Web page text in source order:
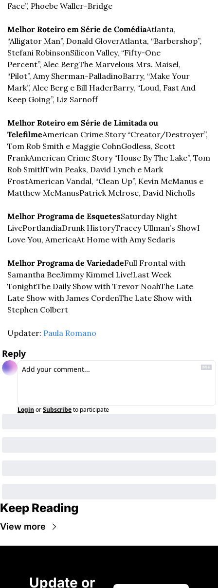
Face”, Phoebe Waller-Bridge
Melhor Roteiro em Série de ComédiaAtlanta,
“Alligator Man”, Donald GloverAtlanta, “Barbershop”,
Stefani RobinsonSilicon Valley, “Fifty-One
Percent”, Alec BergThe Marvelous Mrs. Maisel,
“Pilot”, Amy Sherman-PalladinoBarry, “Make Your
Mark”, Alec Berg e Bill HaderBarry, “Loud, Fast And
Keep Going”, Liz Sarnoff
Melhor Roteiro em Série de Limitada ou
TelefilmeAmerican Crime Story “Creator/Destroyer”,
Tom Rob Smith e Maggie CohnGodless, Scott
FrankAmerican Crime Story “House By The Lake”, Tom
Rob SmithTwin Peaks, David Lynch e Mark
FrostAmerican Vandal, “Clean Up”, Kevin McManus e
Matthew McManusPatrick Melrose, David Nicholls
Melhor Programa de EsquetesSaturday Night
LivePortlandiaDrunk HistoryTracey Ullman’s ShowI
Love You, AmericaAt Home with Amy Sedaris
Melhor Programa de VariedadeFull Frontal with
Samantha BeeJimmy Kimmel Live!Last Week
TonightThe Daily Show with Trevor NoahThe Late
Late Show with James CordenThe Late Show with
Stephen Colbert
Updater: Paula Romano
Reply
Login orSubscribeto participate
Keep Reading
View more
Update or